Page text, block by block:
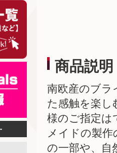
商品説明
南欧産のブラ
た感触を楽
様のご指定は
メイドの製
の一部や、自